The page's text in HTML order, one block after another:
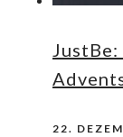
22.